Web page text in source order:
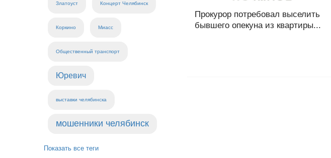
Златоуст Концерт Челябинск
Коркино Миасс
Общественный транспорт
Юревич
выставки челябинска
мошенники челябинск
Показать все теги
Прокурор потребовал выселить
бывшего опекуна из квартиры...